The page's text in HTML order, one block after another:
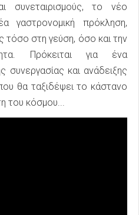
συνεταιρισμούς, το νέο
γαστρονομική πρόκληση,
τόσο στη γεύση, όσο και την
Πρόκειται για ένα
συνεργασίας και ανάδειξης
θα ταξιδέψει το κάστανο
του κόσμου...